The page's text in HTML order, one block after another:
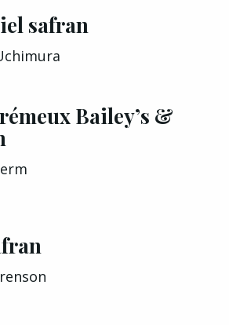
safran
Bailey’s &